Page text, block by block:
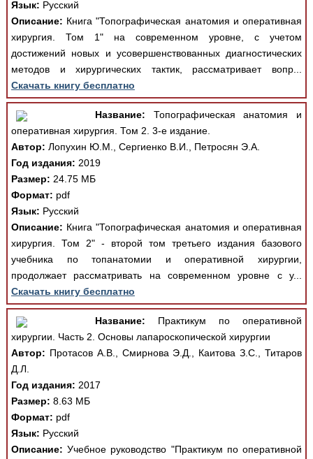
Язык: Русский
Описание: Книга "Топографическая анатомия и оперативная
хирургия. Том 1" на современном уровне, с учетом
достижений новых и усовершенствованных диагностических
методов и хирургических тактик, рассматривает вопр...
Скачать книгу бесплатно
Название: Топографическая анатомия и
оперативная хирургия. Том 2. 3-е издание.
Автор: Лопухин Ю.М., Сергиенко В.И., Петросян Э.А.
Год издания: 2019
Размер: 24.75 МБ
Формат: pdf
Язык: Русский
Описание: Книга "Топографическая анатомия и оперативная
хирургия. Том 2" - второй том третьего издания базового
учебника по топанатомии и оперативной хирургии,
продолжает рассматривать на современном уровне с у...
Скачать книгу бесплатно
Название: Практикум по оперативной
хирургии. Часть 2. Основы лапароскопической хирургии
Автор: Протасов А.В., Смирнова Э.Д., Каитова З.С., Титаров
Д.Л.
Год издания: 2017
Размер: 8.63 МБ
Формат: pdf
Язык: Русский
Описание: Учебное руководство "Практикум по оперативной